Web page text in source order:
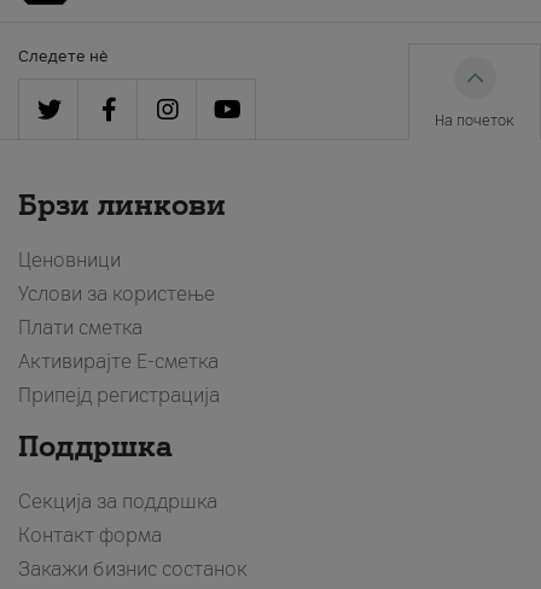
Следете нè
На почеток
Брзи линкови
Ценовници
Услови за користење
Плати сметка
Активирајте Е-сметка
Припејд регистрација
Поддршка
Секција за поддршка
Контакт форма
Закажи бизнис состанок